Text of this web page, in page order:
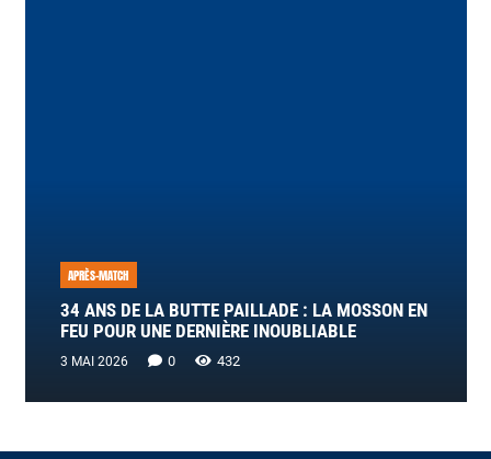
APRÈS-MATCH
34 ANS DE LA BUTTE PAILLADE : LA MOSSON EN
FEU POUR UNE DERNIÈRE INOUBLIABLE
3 MAI 2026 0 432